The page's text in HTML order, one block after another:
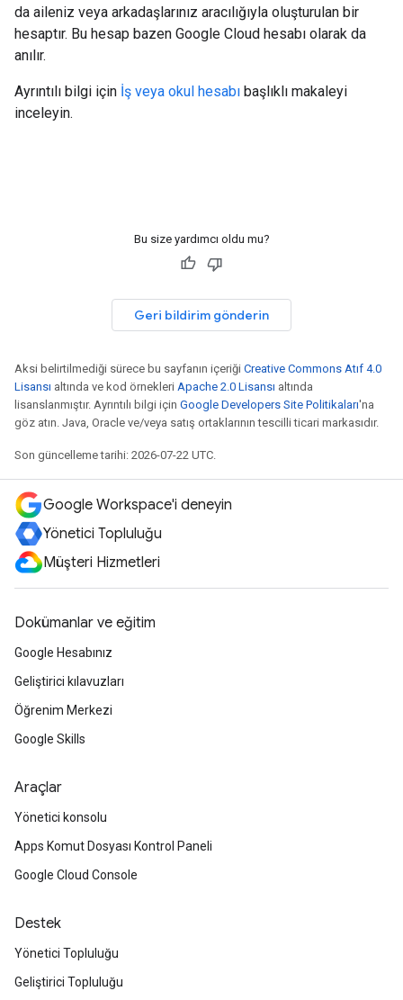
da aileniz veya arkadaşlarınız aracılığıyla oluşturulan bir
hesaptır. Bu hesap bazen Google Cloud hesabı olarak da
anılır.
Ayrıntılı bilgi için İş veya okul hesabı başlıklı makaleyi
inceleyin.
Bu size yardımcı oldu mu?
Geri bildirim gönderin
Aksi belirtilmediği sürece bu sayfanın içeriği Creative Commons Atıf 4.0
Lisansı altında ve kod örnekleri Apache 2.0 Lisansı altında
lisanslanmıştır. Ayrıntılı bilgi için Google Developers Site Politikaları'na
göz atın. Java, Oracle ve/veya satış ortaklarının tescilli ticari markasıdır.
Son güncelleme tarihi: 2026-07-22 UTC.
Google Workspace'i deneyin
Yönetici Topluluğu
Müşteri Hizmetleri
Dokümanlar ve eğitim
Google Hesabınız
Geliştirici kılavuzları
Öğrenim Merkezi
Google Skills
Araçlar
Yönetici konsolu
Apps Komut Dosyası Kontrol Paneli
Google Cloud Console
Destek
Yönetici Topluluğu
Geliştirici Topluluğu